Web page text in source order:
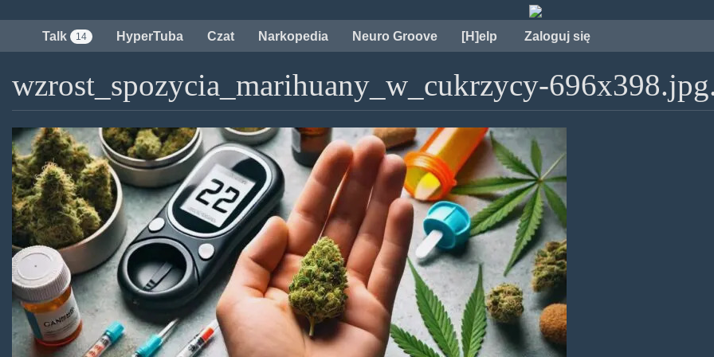
treści
Talk 14 HyperTuba Czat Narkopedia Neuro Groove [H]elp Zaloguj się
wzrost_spozycia_marihuany_w_cukrzycy-